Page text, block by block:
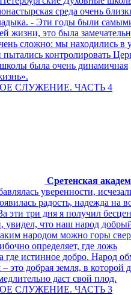
среда очень
- Эти годы были
жизни, это была
сложно: мы находились в
контролировать
была очень динамичная
СЛУЖЕНИЕ. ЧАСТЬ 4
Сретенская
уверенности,
радость, надежда на
эти три дня я получил
увидел, что наш народ
народом можно горы
определяет, где ложь
где истинное добро. Народ
это добрая земля, в которой
даст свой плод.
СЛУЖЕНИЕ. ЧАСТЬ 3